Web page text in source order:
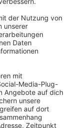
an der